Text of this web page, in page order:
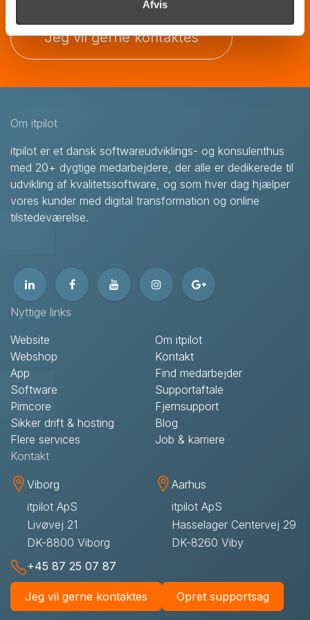
Afvis
Jeg vil gerne kontaktes
Om itpilot
itpilot er et dansk softwareudviklings- og konsulenthus
med 20+ dygtige medarbejdere, der alle er dedikerede til
udvikling af kvalitetssoftware, og som hver dag hjælper
vores kunder med digital transformation og online
tilstedeværelse.
Nyttige links
Website
Webshop
App
Software
Pimcore
Sikker drift & hosting
Flere services
Om itpilot
Kontakt
Find medarbejder
Supportaftale
Fjernsupport
Blog
Job & karriere
Kontakt
Viborg
itpilot ApS
Livøvej 21
DK-8800 Viborg
Aarhus
itpilot ApS
Hasselager Centervej 29
DK-8260 Viby
+45 87 25 07 87
Jeg vil gerne kontaktes Opret supportsag